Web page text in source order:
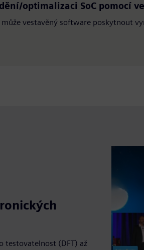
optimalizaci SoC pomocí
vestavěný software poskytnout
testovatelnost (DFT) až